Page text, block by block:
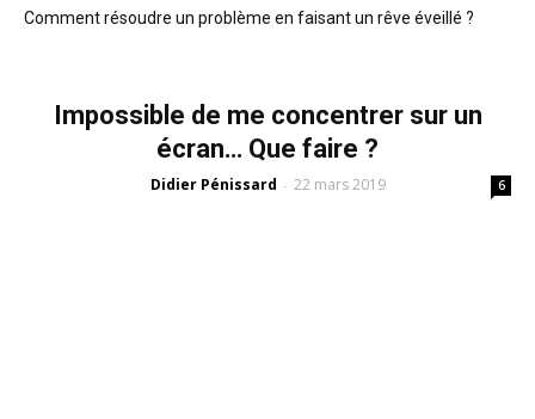
Comment résoudre un problème en faisant un rêve éveillé ?
Impossible de me concentrer sur un
écran… Que faire ?
Didier Pénissard - 22 mars 2019 6